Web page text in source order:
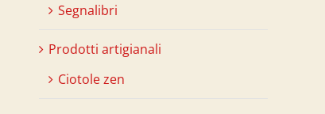
Segnalibri
Prodotti artigianali
Ciotole zen